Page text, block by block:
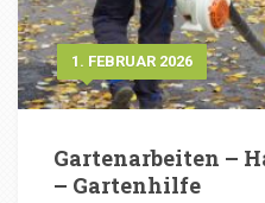
1. FEBRUAR 2026
Gartenarbeiten –
– Gartenhilfe